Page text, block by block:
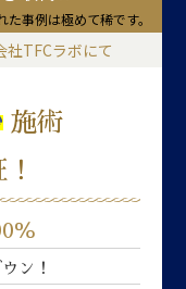
事例は極めて稀です。
TFCラボにて
施術
％
ン！